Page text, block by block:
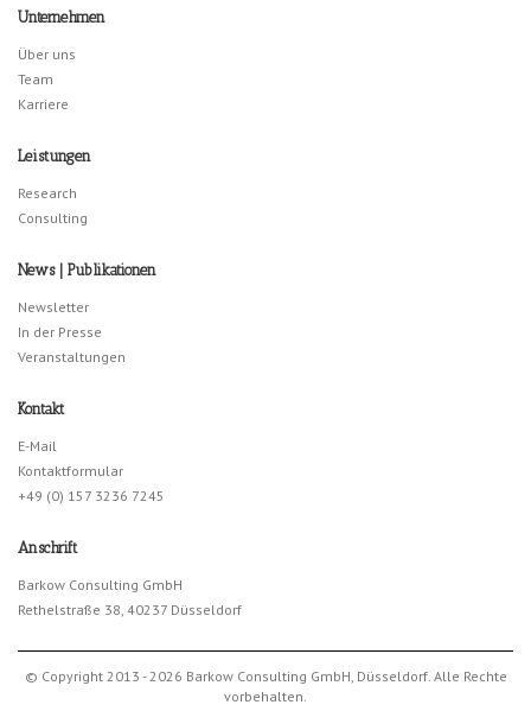
Unternehmen
Über uns
Team
Karriere
Leistungen
Research
Consulting
News | Publikationen
Newsletter
In der Presse
Veranstaltungen
Kontakt
E-Mail
Kontaktformular
+49 (0) 157 3236 7245
Anschrift
Barkow Consulting GmbH
Rethelstraße 38, 40237 Düsseldorf
© Copyright 2013 - 2026 Barkow Consulting GmbH, Düsseldorf. Alle Rechte
vorbehalten.